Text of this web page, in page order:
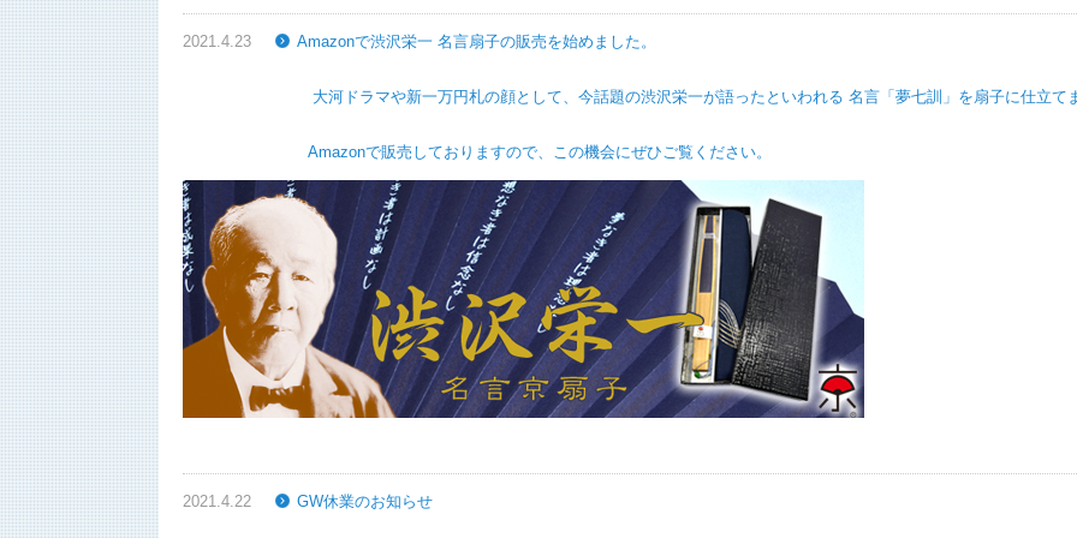
2021.4.23 Amazonで渋沢栄一 名言扇子の販売を始めました。
大河ドラマや新一万円札の顔として、今話題の渋沢栄一が語ったといわれる 名言「夢七訓」を扇子に仕立て
Amazonで販売しておりますので、この機会にぜひご覧ください。
2021.4.22 GW休業のお知らせ